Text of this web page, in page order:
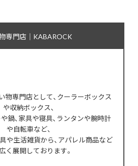
専門店｜KABAROCK
物専門店として、クーラーボックス
や収納ボックス、
鍋、家具や寝具、ランタンや腕時計
や自転車など、
や生活雑貨から、アパレル商品など
く展開しております。